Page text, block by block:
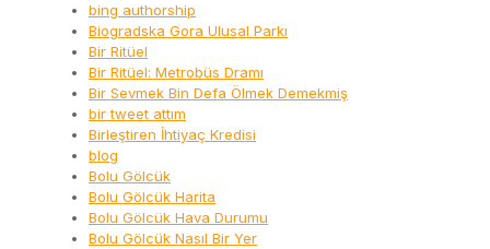
bing authorship
Biogradska Gora Ulusal Parkı
Bir Ritüel
Bir Ritüel: Metrobüs Dramı
Bir Sevmek Bin Defa Ölmek Demekmiş
bir tweet attım
Birleştiren İhtiyaç Kredisi
blog
Bolu Gölcük
Bolu Gölcük Harita
Bolu Gölcük Hava Durumu
Bolu Gölcük Nasıl Bir Yer